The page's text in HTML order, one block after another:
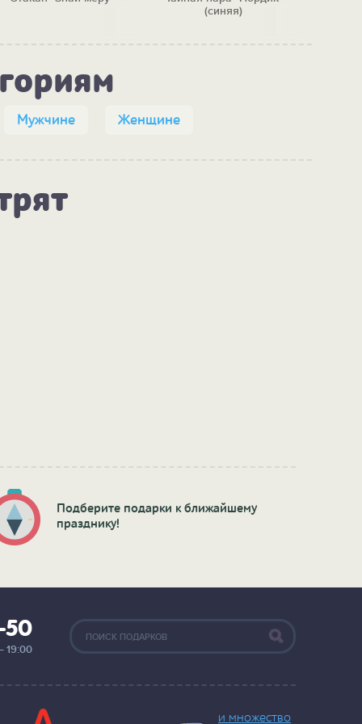
(синяя)
Мужчине Женщине
Подберите подарки к ближайшему
празднику!
50
19:00
и множество